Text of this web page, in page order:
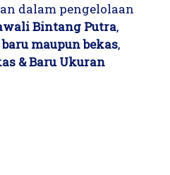
dalam pengelolaan
Bintang Putra,
maupun bekas,
& Baru Ukuran